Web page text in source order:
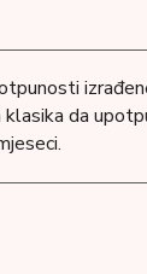
da